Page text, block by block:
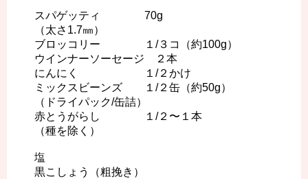
スパゲッティ 70g
（太さ1.7㎜）
ブロッコリー １/３コ（約100g）
ウインナーソーセージ ２本
にんにく １/２かけ
ミックスビーンズ １/２缶（約50g）
（ドライパック/缶詰）
赤とうがらし １/２〜１本
（種を除く）
塩
黒こしょう（粗挽き）